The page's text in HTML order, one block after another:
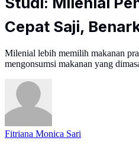
Cepat Saji,
Milenial lebih memilih makanan
mengonsumsi makanan yang
Fitriana Monica Sari